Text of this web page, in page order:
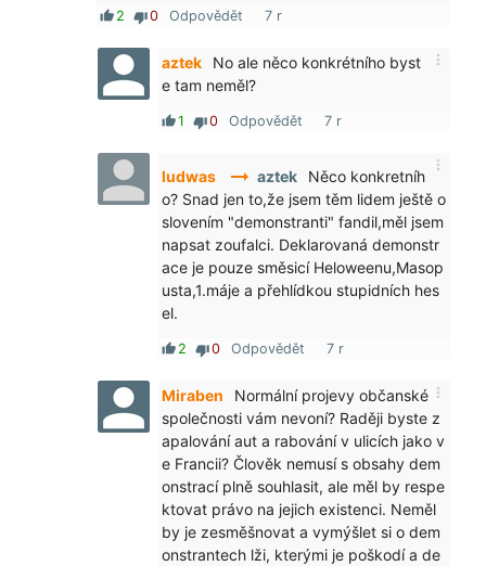
thumb_up 2 thumb_down0 Odpovědět 7 r
aztek more_vert
No ale něco konkrétního byst
e tam neměl?
thumb_up1 thumb_down0 Odpovědět 7 r
ludwas arrow_right_alt aztek
more_vert
Něco konkretníh
o? Snad jen to,že jsem těm lidem ještě o
slovením "demonstranti" fandil,měl jsem
napsat zoufalci. Deklarovaná demonstr
ace je pouze směsicí Heloweenu,Masop
usta,1.máje a přehlídkou stupidních hes
el.
thumb_up 2 thumb_down0 Odpovědět 7 r
Miraben more_vert
Normální projevy občanské
společnosti vám nevoní? Raději byste z
apalování aut a rabování v ulicích jako v
e Francii? Člověk nemusí s obsahy dem
onstrací plně souhlasit, ale měl by respe
ktovat právo na jejich existenci. Neměl
by je zesměšnovat a vymýšlet si o dem
onstrantech lži, kterými je poškodí a de